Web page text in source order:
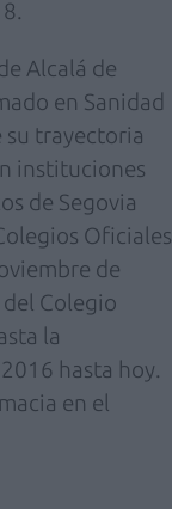
Alcalá de
en Sanidad
su trayectoria
instituciones
de Segovia
Oficiales
de
Colegio
la
hasta hoy.
en el